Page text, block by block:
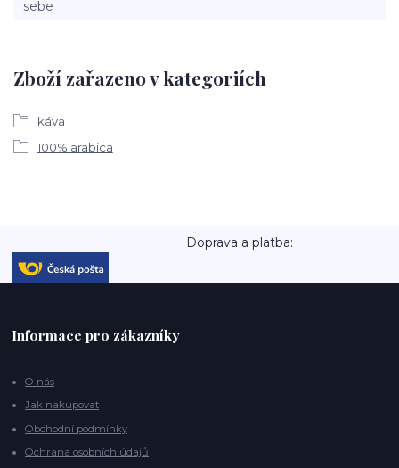
Zboží zařazeno v kategoriích
káva
100% arabica
Doprava a platba:
Informace pro zákazníky
O nás
Jak nakupovat
Obchodní podmínky
Ochrana osobních údajů